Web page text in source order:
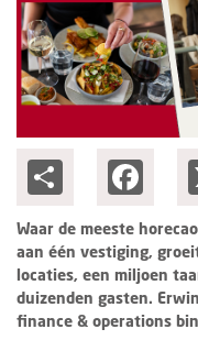
Waar de meeste
aan één vestiging,
locaties, een miljoen
duizenden gasten.
finance & operations